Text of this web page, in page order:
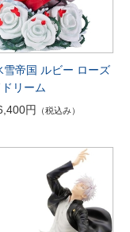
雪帝国 ルビー ローズ
リーム
円
（税込み）